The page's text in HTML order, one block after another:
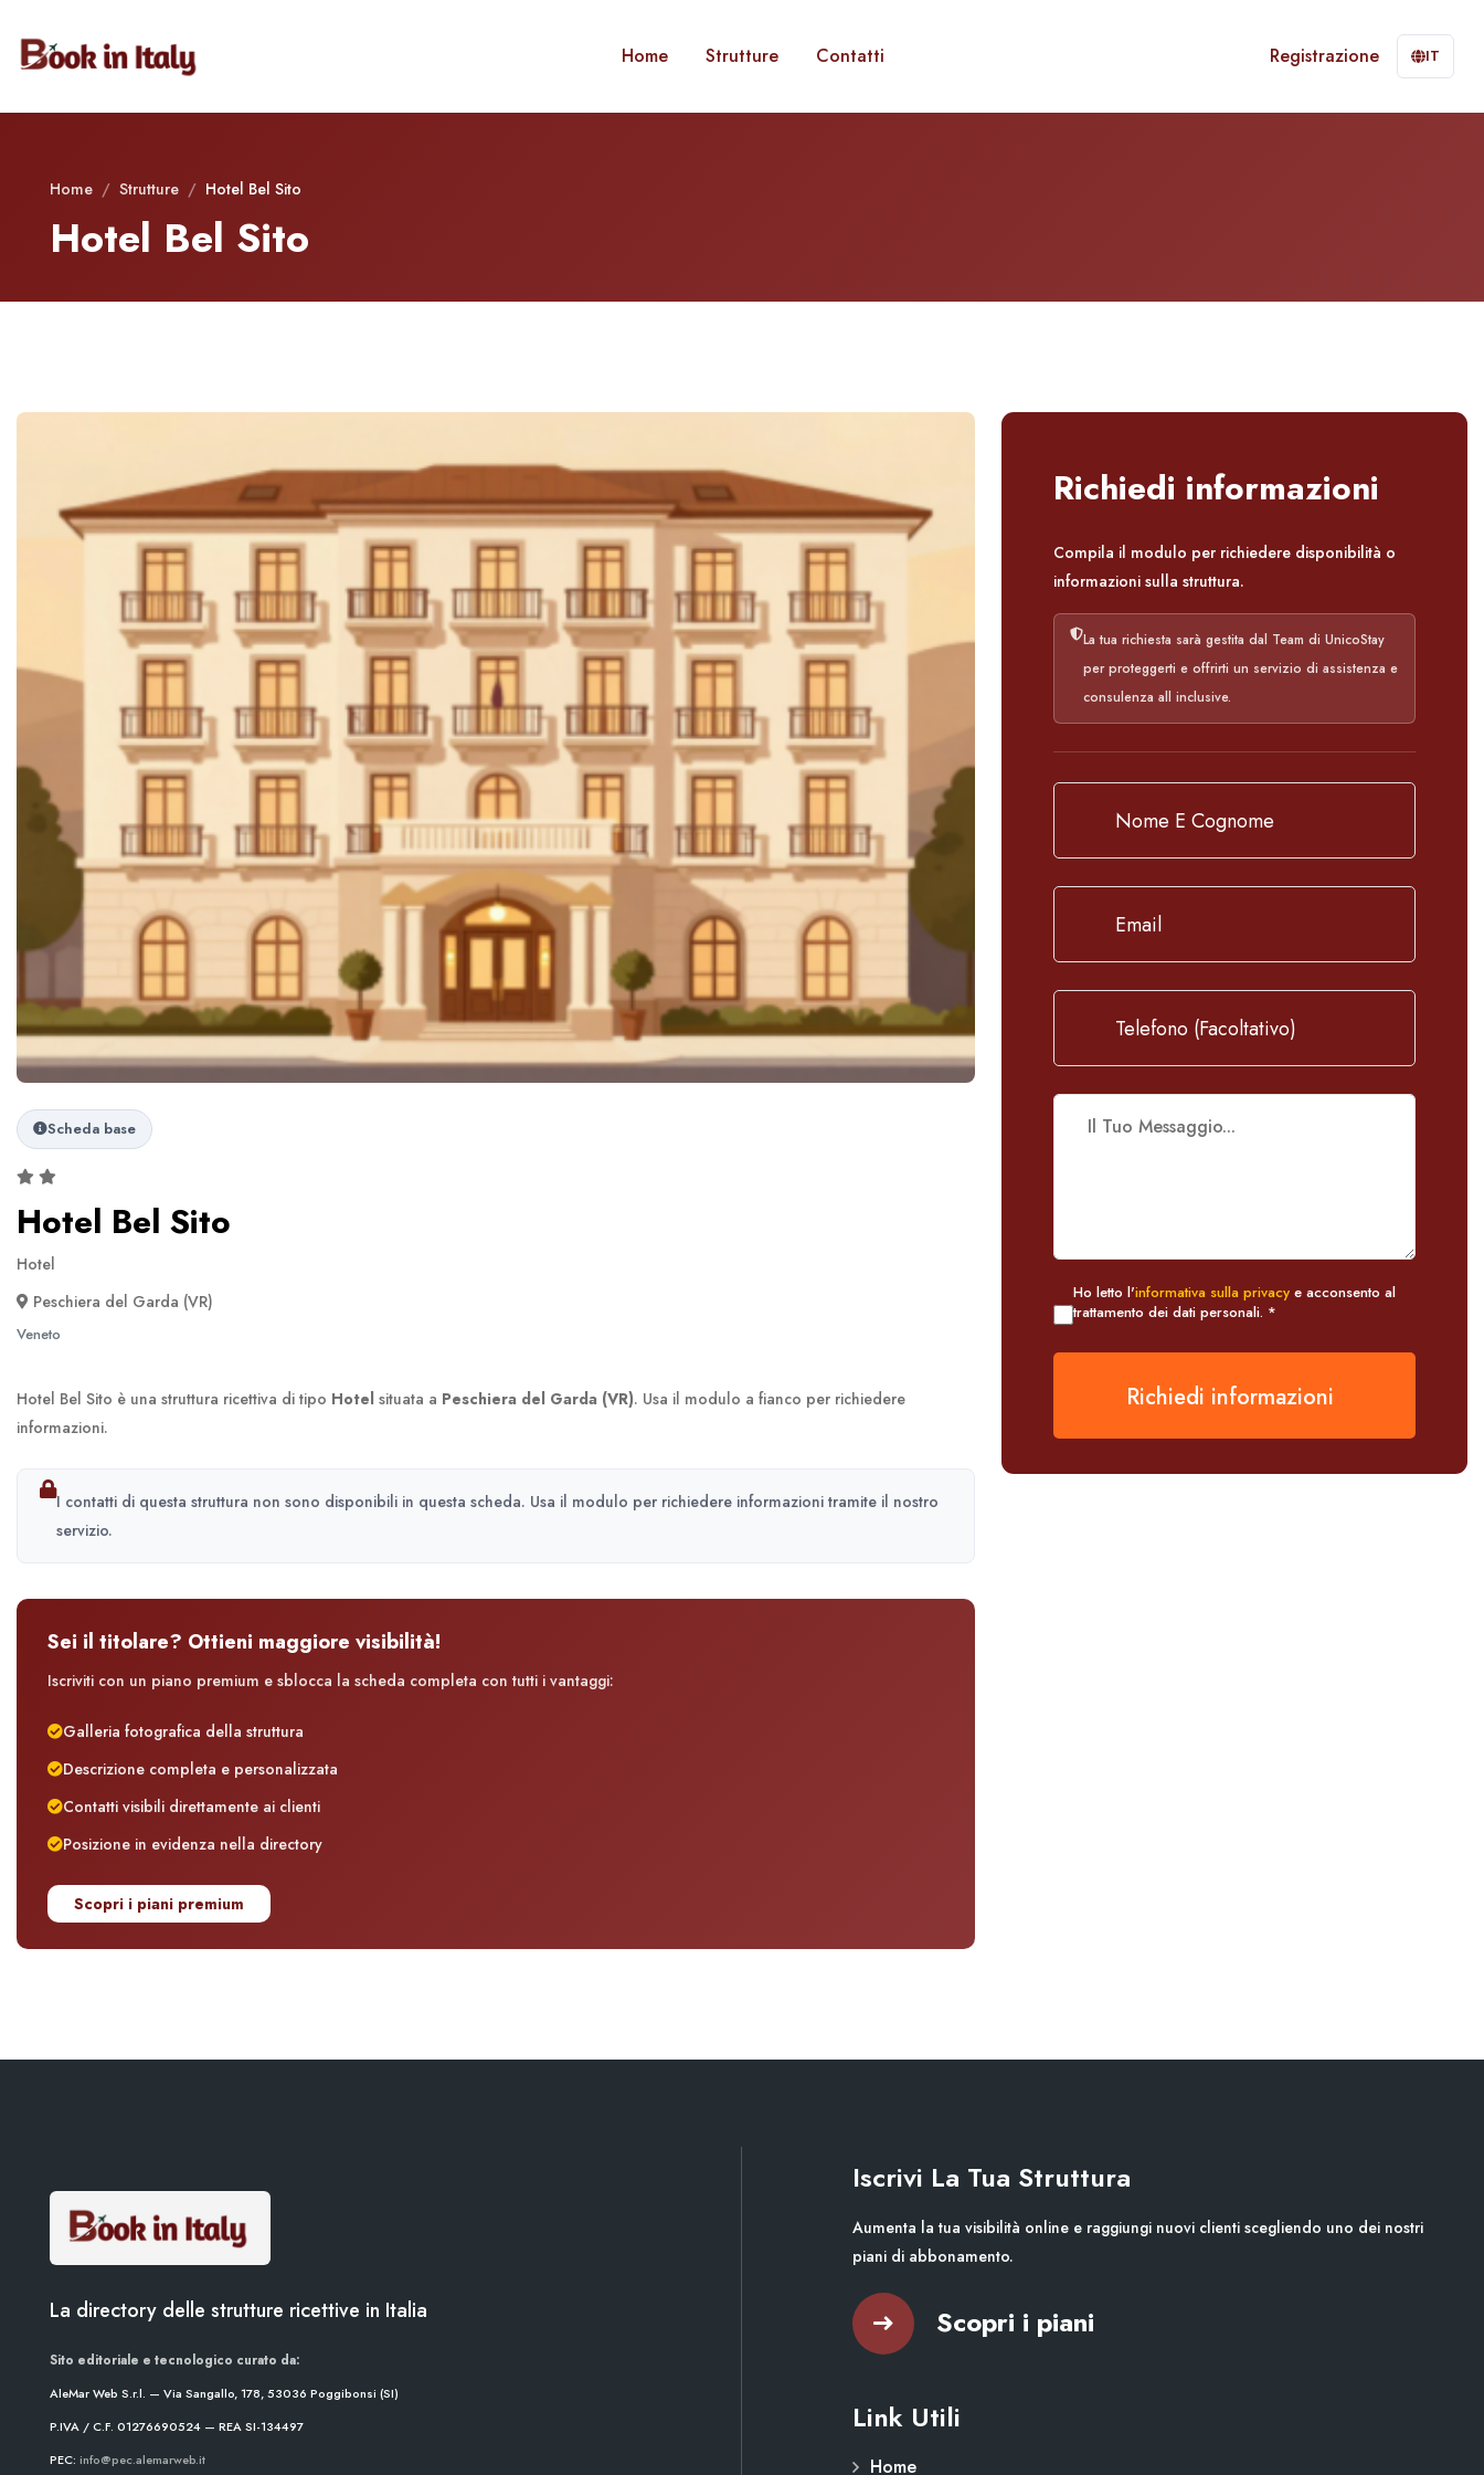
Home Strutture Contatti Registrazione IT
Home / Strutture / Hotel Bel Sito
Hotel Bel Sito
Scheda base
Hotel Bel Sito
Hotel
Peschiera del Garda (VR)
Veneto
Hotel Bel Sito è una struttura ricettiva di tipo Hotel situata a Peschiera del Garda (VR). Usa il modulo a fianco per richiedere
informazioni.
I contatti di questa struttura non sono disponibili in questa scheda. Usa il modulo per richiedere informazioni tramite il nostro
servizio.
Sei il titolare? Ottieni maggiore visibilità!
Iscriviti con un piano premium e sblocca la scheda completa con tutti i vantaggi:
Galleria fotografica della struttura
Descrizione completa e personalizzata
Contatti visibili direttamente ai clienti
Posizione in evidenza nella directory
Scopri i piani premium
Richiedi informazioni
Compila il modulo per richiedere disponibilità o
informazioni sulla struttura.
La tua richiesta sarà gestita dal Team di UnicoStay
per proteggerti e offrirti un servizio di assistenza e
consulenza all inclusive.
Ho letto l'informativa sulla privacy e acconsento al
trattamento dei dati personali. *
Richiedi informazioni
La directory delle strutture ricettive in Italia
Sito editoriale e tecnologico curato da:
AleMar Web S.r.l. — Via Sangallo, 178, 53036 Poggibonsi (SI)
P.IVA / C.F. 01276690524 — REA SI-134497
PEC: info@pec.alemarweb.it
Iscrivi La Tua Struttura
Aumenta la tua visibilità online e raggiungi nuovi clienti scegliendo uno dei nostri
piani di abbonamento.
Scopri i piani
Link Utili
Home